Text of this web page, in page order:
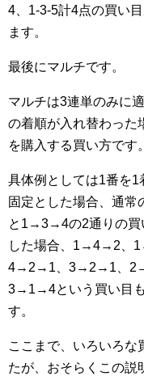
4、1-3-5計4点の買い
ます。
最後にマルチです。
マルチは3連単のみに
の着順が入れ替わった
を購入する買い方です。
具体例としては1番を
固定とした場合、通
と1→3→4の2通りの買
した場合、1→4→2
4→2→1、3→2→1、
3→1→4という買い目も
す。
ここまで、いろいろな
たが、おそらくこの説